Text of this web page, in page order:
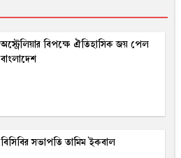
অস্ট্রেলিয়ার বিপক্ষে ঐতিহাসিক জয় পেল
বাংলাদেশ
বিসিবির সভাপতি তামিম ইকবাল